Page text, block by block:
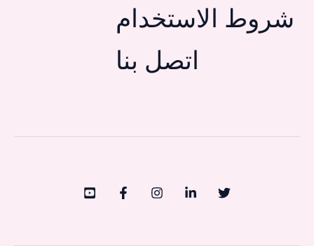
شروط الاستخدام
اتصل بنا